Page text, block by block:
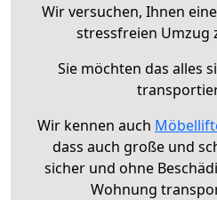
Wir versuchen, Ihnen
stressfreien Umzug
Sie möchten das alles
Wir kennen auch
dass auch große und
sicher und ohne
Wohnung